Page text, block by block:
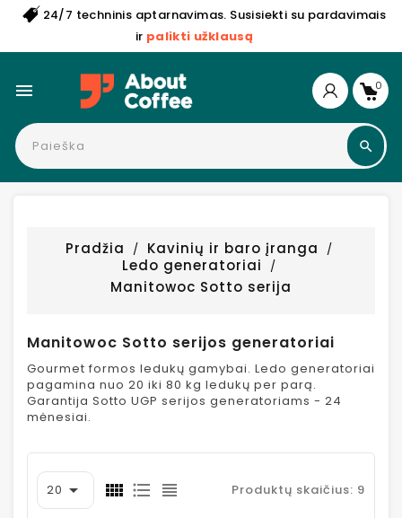
24/7 techninis aptarnavimas. Susisiekti su pardavimais
ir palikti užklausą
 0
Pradžia
Kavinių ir baro įranga
Ledo generatoriai
Manitowoc Sotto serija
Manitowoc Sotto serijos generatoriai
Gourmet formos ledukų gamybai. Ledo generatoriai
pagamina nuo 20 iki 80 kg ledukų per parą.
Garantija Sotto UGP serijos generatoriams - 24
mėnesiai.
20  Produktų skaičius: 9